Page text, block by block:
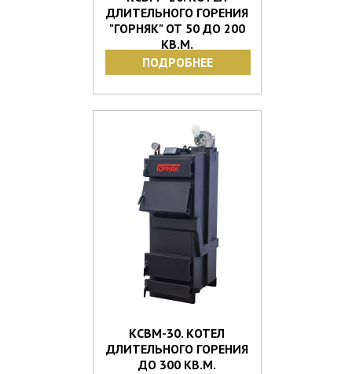
ДЛИТЕЛЬНОГО ГОРЕНИЯ
"ГОРНЯК" ОТ 50 ДО 200
КВ.М.
ПОДРОБНЕЕ
КСВМ-30. КОТЕЛ
ДЛИТЕЛЬНОГО ГОРЕНИЯ
ДО 300 КВ.М.